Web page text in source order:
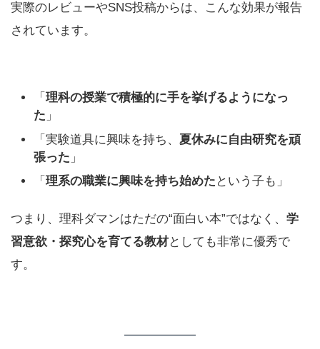
実際のレビューやSNS投稿からは、こんな効果が報告
されています。
「 理科の授業で積極的に手を挙げるようになっ
た 」
「実験道具に興味を持ち、 夏休みに自由研究を頑
張った 」
「 理系の職業に興味を持ち始めた という子も」
つまり、理科ダマンはただの“面白い本”ではなく、 学
習意欲・探究心を育てる教材としても非常に優秀で
す。